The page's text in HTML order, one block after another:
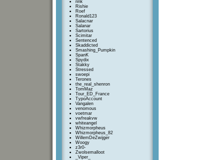
rink
Rishie
Roef
Ronald123
Salacnar
Salanar
Sartorius
Scimitar
Sentenced
Skaddicted
Smashing_Pumpkin
SpanK
Spydix
Stakky
Stressed
swoepi
Terones
the_real_shenron
TomMaz
Tour_ED_France
TypoAccount
Vangalen
venomous
voetmar
vwfreakvw
whiteangel
Whizmorpheus
Whizmorpheus_82
WillemDeZwijger
Woogy
z3r0-
Zwolsemalloot
_Viper_